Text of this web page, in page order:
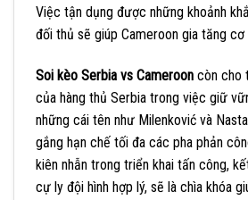
Việc tận dụng được những khoảnh
đối thủ sẽ giúp Cameroon gia tăng cơ
Soi kèo Serbia vs Cameroon còn cho
của hàng thủ Serbia trong việc giữ
những cái tên như Milenković và
gắng hạn chế tối đa các pha phản
kiên nhẫn trong triển khai tấn công,
cự ly đội hình hợp lý, sẽ là chìa khóa